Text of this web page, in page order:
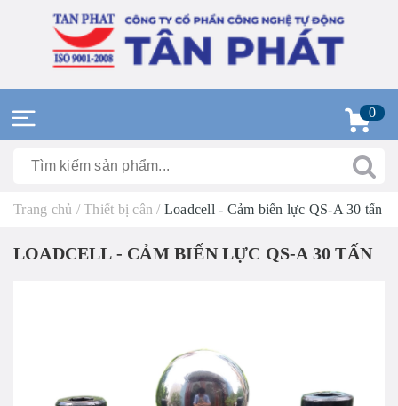
0
Trang chủ / Thiết bị cân / Loadcell - Cảm biến lực QS-A 30 tấn
LOADCELL - CẢM BIẾN LỰC QS-A 30 TẤN